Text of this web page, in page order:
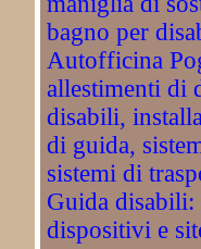
bagno per
Autofficina
allestimenti di
disabili,
di guida,
sistemi di
Guida
dispositivi e